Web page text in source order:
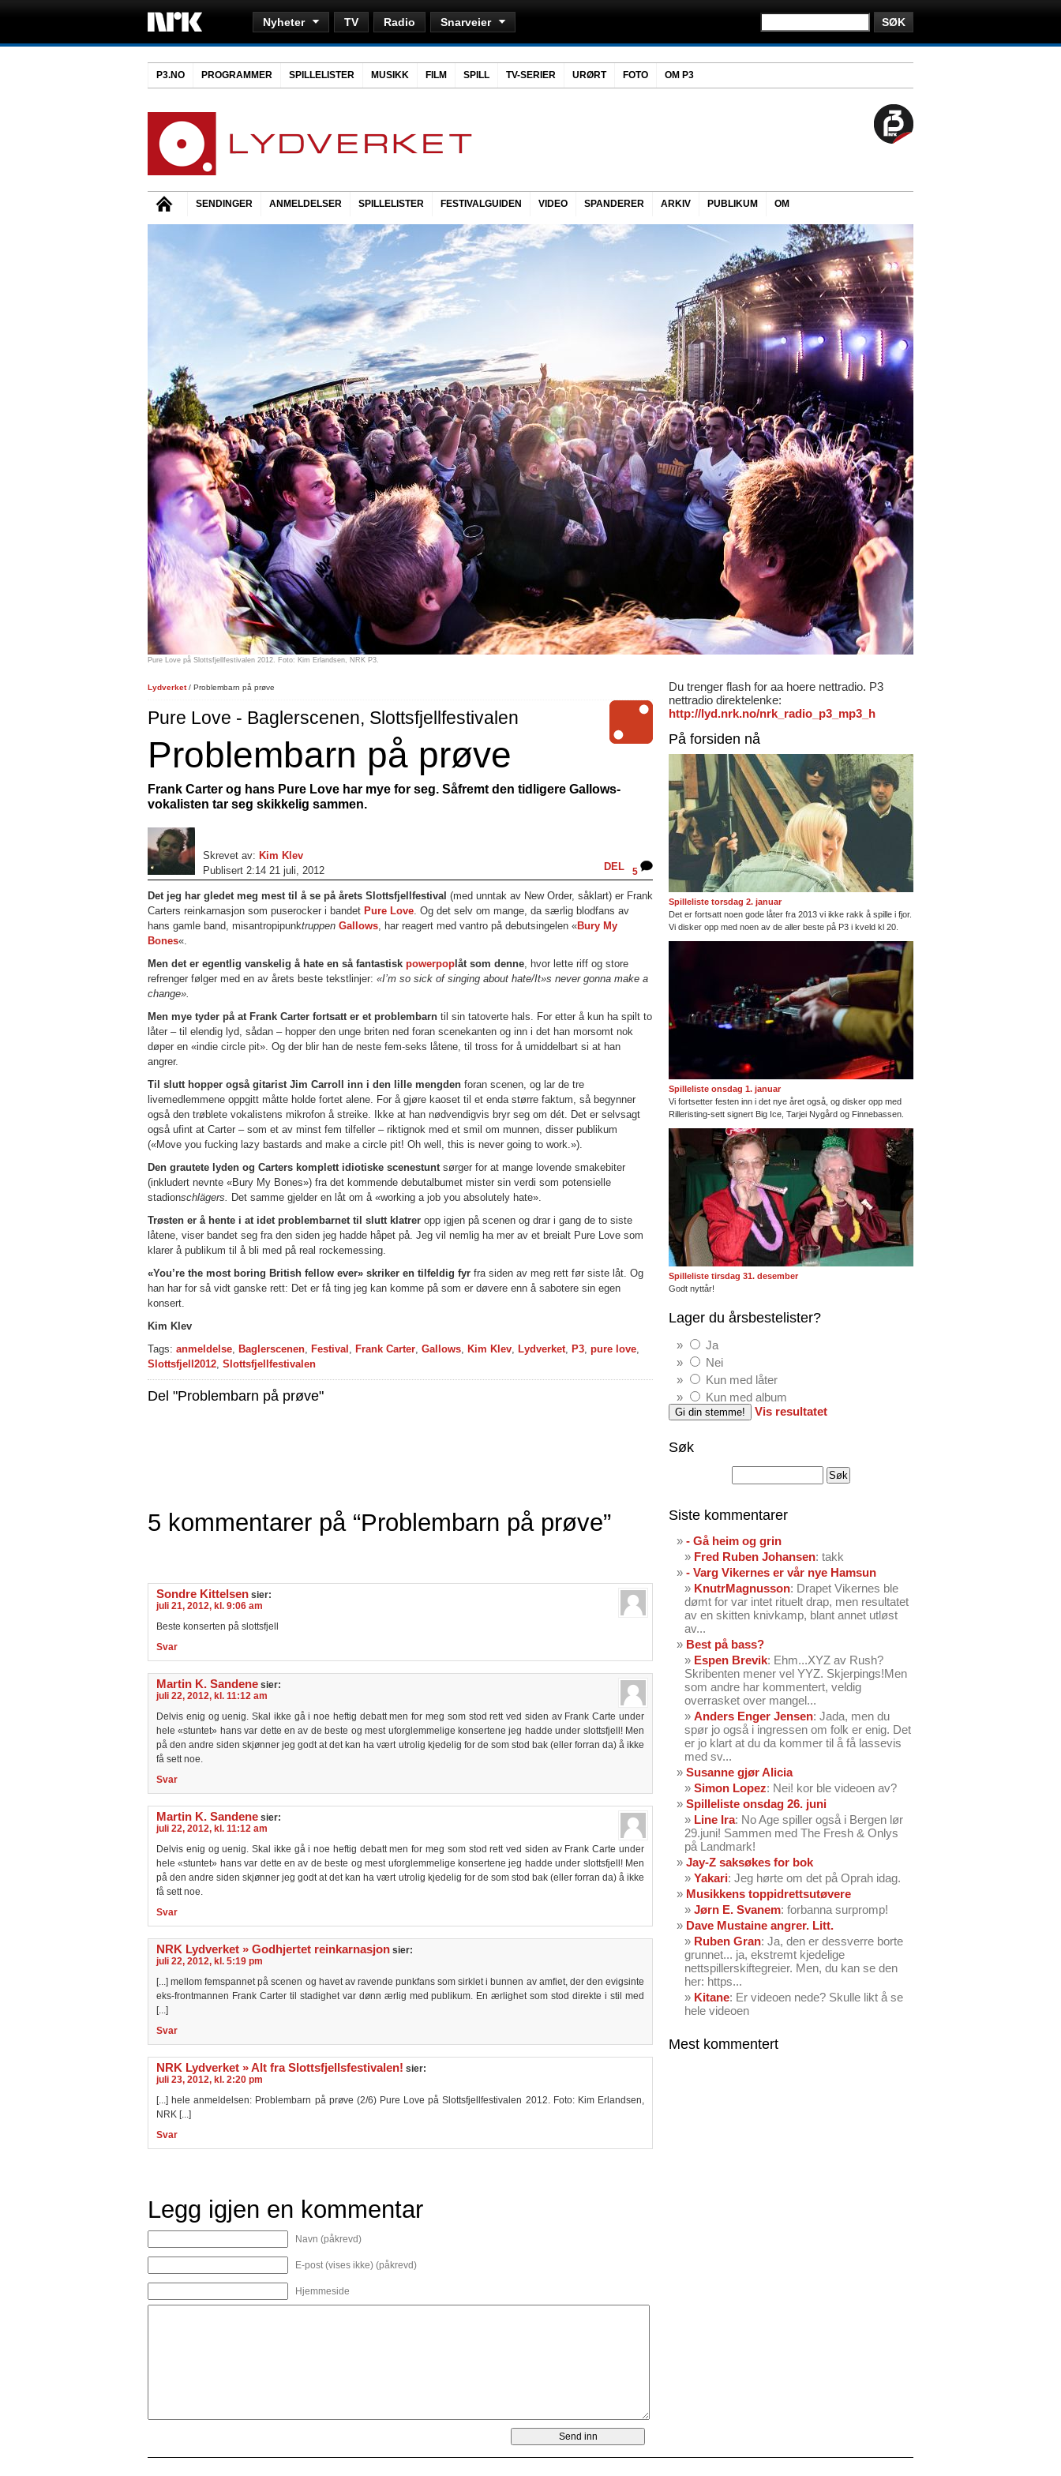
Nyheter TV Radio Snarveier
P3.NO PROGRAMMER SPILLELISTER MUSIKK FILM SPILL TV-SERIER URØRT FOTO OM P3
SENDINGER ANMELDELSER SPILLELISTER FESTIVALGUIDEN VIDEO SPANDERER ARKIV PUBLIKUM OM
Pure Love på Slottsfjellfestivalen 2012. Foto: Kim Erlandsen, NRK P3.
Lydverket/ Problembarn på prøve
Pure Love - Baglerscenen, Slottsfjellfestivalen
Problembarn på prøve
Frank Carter og hans Pure Love har mye for seg. Såfremt den tidligere Gallows-
vokalisten tar seg skikkelig sammen.
Skrevet av: Kim Klev
Publisert 2:14 21 juli, 2012
DEL 5
Det jeg har gledet meg mest til å se på årets Slottsfjellfestival (med unntak av New Order, såklart) er Frank
Carters reinkarnasjon som puserocker i bandet Pure Love. Og det selv om mange, da særlig blodfans av
hans gamle band, misantropipunktruppen Gallows, har reagert med vantro på debutsingelen «Bury My
Bones«.
Men det er egentlig vanskelig å hate en så fantastisk powerpop låt som denne, hvor lette riff og store
refrenger følger med en av årets beste tekstlinjer: «I’m so sick of singing about hate/It»s never gonna make a
change».
Men mye tyder på at Frank Carter fortsatt er et problembarn til sin tatoverte hals. For etter å kun ha spilt to
låter – til elendig lyd, sådan – hopper den unge briten ned foran scenekanten og inn i det han morsomt nok
døper en «indie circle pit». Og der blir han de neste fem-seks låtene, til tross for å umiddelbart si at han
angrer.
Til slutt hopper også gitarist Jim Carroll inn i den lille mengden foran scenen, og lar de tre
livemedlemmene oppgitt måtte holde fortet alene. For å gjøre kaoset til et enda større faktum, så begynner
også den trøblete vokalistens mikrofon å streike. Ikke at han nødvendigvis bryr seg om dét. Det er selvsagt
også ufint at Carter – som et av minst fem tilfeller – riktignok med et smil om munnen, disser publikum
(«Move you fucking lazy bastards and make a circle pit! Oh well, this is never going to work.»).
Den grautete lyden og Carters komplett idiotiske scenestunt sørger for at mange lovende smakebiter
(inkludert nevnte «Bury My Bones») fra det kommende debutalbumet mister sin verdi som potensielle
stadionschlägers. Det samme gjelder en låt om å «working a job you absolutely hate».
Trøsten er å hente i at idet problembarnet til slutt klatrer opp igjen på scenen og drar i gang de to siste
låtene, viser bandet seg fra den siden jeg hadde håpet på. Jeg vil nemlig ha mer av et breialt Pure Love som
klarer å publikum til å bli med på real rockemessing.
«You’re the most boring British fellow ever» skriker en tilfeldig fyr fra siden av meg rett før siste låt. Og
han har for så vidt ganske rett: Det er få ting jeg kan komme på som er døvere enn å sabotere sin egen
konsert.
Kim Klev
Tags: anmeldelse, Baglerscenen, Festival , Frank Carter, Gallows, Kim Klev, Lydverket, P3, pure love,
Slottsfjell2012, Slottsfjellfestivalen
Del "Problembarn på prøve"
5 kommentarer på “Problembarn på prøve”
Sondre Kittelsen sier:
juli 21, 2012, kl. 9:06 am
Beste konserten på slottsfjell
Svar
Martin K. Sandene sier:
juli 22, 2012, kl. 11:12 am
Delvis enig og uenig. Skal ikke gå i noe heftig debatt men for meg som stod rett ved siden av Frank Carte under
hele «stuntet» hans var dette en av de beste og mest uforglemmelige konsertene jeg hadde under slottsfjell! Men
på den andre siden skjønner jeg godt at det kan ha vært utrolig kjedelig for de som stod bak (eller forran da) å ikke
få sett noe.
Svar
Martin K. Sandene sier:
juli 22, 2012, kl. 11:12 am
Delvis enig og uenig. Skal ikke gå i noe heftig debatt men for meg som stod rett ved siden av Frank Carte under
hele «stuntet» hans var dette en av de beste og mest uforglemmelige konsertene jeg hadde under slottsfjell! Men
på den andre siden skjønner jeg godt at det kan ha vært utrolig kjedelig for de som stod bak (eller forran da) å ikke
få sett noe.
Svar
NRK Lydverket » Godhjertet reinkarnasjon sier:
juli 22, 2012, kl. 5:19 pm
[...] mellom femspannet på scenen og havet av ravende punkfans som sirklet i bunnen av amfiet, der den evigsinte
eks-frontmannen Frank Carter til stadighet var dønn ærlig med publikum. En ærlighet som stod direkte i stil med
[...]
Svar
NRK Lydverket » Alt fra Slottsfjellsfestivalen! sier:
juli 23, 2012, kl. 2:20 pm
[...] hele anmeldelsen: Problembarn på prøve (2/6) Pure Love på Slottsfjellfestivalen 2012. Foto: Kim Erlandsen,
NRK [...]
Svar
Legg igjen en kommentar
Navn (påkrevd)
E-post (vises ikke) (påkrevd)
Hjemmeside
Du trenger flash for aa hoere nettradio. P3
nettradio direktelenke:
http://lyd.nrk.no/nrk_radio_p3_mp3_h
På forsiden nå
Spilleliste torsdag 2. januar
Det er fortsatt noen gode låter fra 2013 vi ikke rakk å spille i fjor.
Vi disker opp med noen av de aller beste på P3 i kveld kl 20.
Spilleliste onsdag 1. januar
Vi fortsetter festen inn i det nye året også, og disker opp med
Rilleristing-sett signert Big Ice, Tarjei Nygård og Finnebassen.
Spilleliste tirsdag 31. desember
Godt nyttår!
Lager du årsbestelister?
Ja
Nei
Kun med låter
Kun med album
Vis resultatet
Søk
Siste kommentarer
- Gå heim og grin
Fred Ruben Johansen: takk
- Varg Vikernes er vår nye Hamsun
KnutrMagnusson: Drapet Vikernes ble
dømt for var intet rituelt drap, men resultatet
av en skitten knivkamp, blant annet utløst
av...
Best på bass?
Espen Brevik: Ehm...XYZ av Rush?
Skribenten mener vel YYZ. Skjerpings!Men
som andre har kommentert, veldig
overrasket over mangel...
Anders Enger Jensen: Jada, men du
spør jo også i ingressen om folk er enig. Det
er jo klart at du da kommer til å få lassevis
med sv...
Susanne gjør Alicia
Simon Lopez: Nei! kor ble videoen av?
Spilleliste onsdag 26. juni
Line Ira: No Age spiller også i Bergen lør
29.juni! Sammen med The Fresh & Onlys
på Landmark!
Jay-Z saksøkes for bok
Yakari: Jeg hørte om det på Oprah idag.
Musikkens toppidrettsutøvere
Jørn E. Svanem: forbanna surpromp!
Dave Mustaine angrer. Litt.
Ruben Gran: Ja, den er dessverre borte
grunnet... ja, ekstremt kjedelige
nettspillerskiftegreier. Men, du kan se den
her: https...
Kitane: Er videoen nede? Skulle likt å se
hele videoen
Mest kommentert